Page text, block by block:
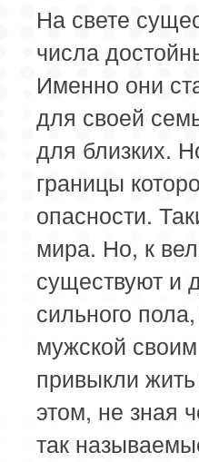
На свете
числа
Именно они
для своей
для близких.
границы
опасности.
мира. Но, к
существуют и
сильного
мужской
привыкли
этом, не зная
так